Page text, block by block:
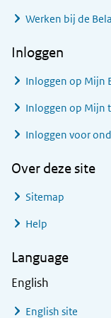
Werken bij de
Inloggen
Inloggen op Mijn
Inloggen op Mijn
Inloggen voor
Over deze site
Sitemap
Help
Language
English
English site